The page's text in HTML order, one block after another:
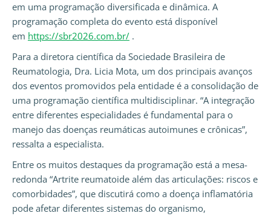
em uma programação diversificada e dinâmica. A
programação completa do evento está disponível
em https://sbr2026.com.br/ .
Para a diretora científica da Sociedade Brasileira de
Reumatologia, Dra. Licia Mota, um dos principais avanços
dos eventos promovidos pela entidade é a consolidação de
uma programação científica multidisciplinar. “A integração
entre diferentes especialidades é fundamental para o
manejo das doenças reumáticas autoimunes e crônicas”,
ressalta a especialista.
Entre os muitos destaques da programação está a mesa-
redonda “Artrite reumatoide além das articulações: riscos e
comorbidades”, que discutirá como a doença inflamatória
pode afetar diferentes sistemas do organismo,